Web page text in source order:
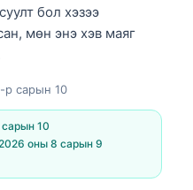
бол хэзээ
мөн энэ хэв маяг
сарын 10
10
2026 оны 8 сарын 9